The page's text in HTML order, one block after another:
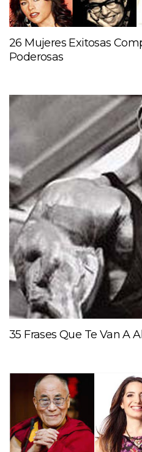
26 Mujeres Exitosas
Poderosas
35 Frases Que Te Van A